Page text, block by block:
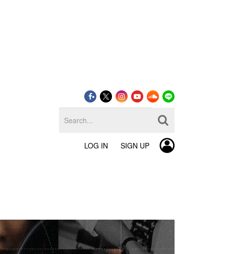
LOG IN SIGN UP